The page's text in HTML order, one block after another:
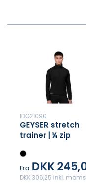
IDG21090
GEYSER stretch
trainer | ¼ zip
Fra DKK
DKK 306,25 inkl. moms